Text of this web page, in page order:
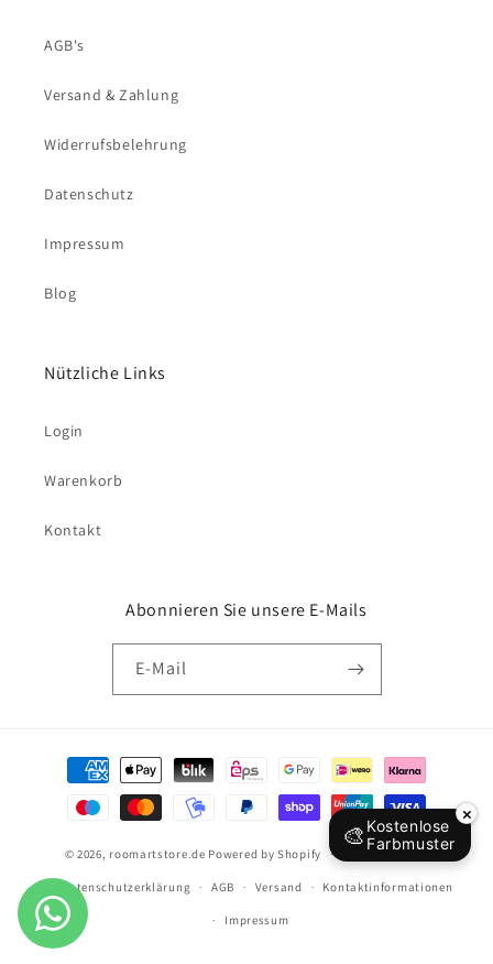
AGB's
Versand & Zahlung
Widerrufsbelehrung
Datenschutz
Impressum
Blog
Nützliche Links
Login
Warenkorb
Kontakt
Abonnieren Sie unsere E-Mails
E-Mail
Zahlungsmethoden
© 2026, roomartstore.de Powered by Shopify Widerrufsrecht
Datenschutzerklärung AGB Versand Kontaktinformationen
Impressum
🎨 Kostenlose
Farbmuster
×